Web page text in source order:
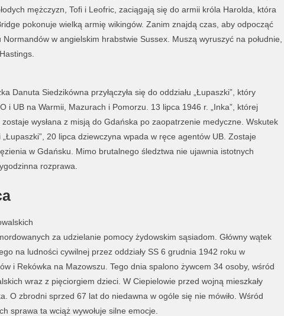
mężczyzn, Tofi i Leofric, zaciągają się do armii króla Harolda, która
pokonuje wielką armię wikingów. Zanim znajdą czas, aby odpocząć
w angielskim hrabstwie Sussex. Muszą wyruszyć na południe,
Danuta Siedzikówna przyłączyła się do oddziału „Łupaszki”, który
i UB na Warmii, Mazurach i Pomorzu. 13 lipca 1946 r. „Inka”, której
wysłana z misją do Gdańska po zaopatrzenie medyczne. Wskutek
„Łupaszki”, 20 lipca dziewczyna wpada w ręce agentów UB. Zostaje
w Gdańsku. Mimo brutalnego śledztwa nie ujawnia istotnych
rozprawa.
za udzielanie pomocy żydowskim sąsiadom. Główny wątek
na ludności cywilnej przez oddziały SS 6 grudnia 1942 roku w
i Rekówka na Mazowszu. Tego dnia spalono żywcem 34 osoby, wśród
wraz z pięciorgiem dzieci. W Ciepielowie przed wojną mieszkały
O zbrodni sprzed 67 lat do niedawna w ogóle się nie mówiło. Wśród
sprawa ta wciąż wywołuje silne emocje.